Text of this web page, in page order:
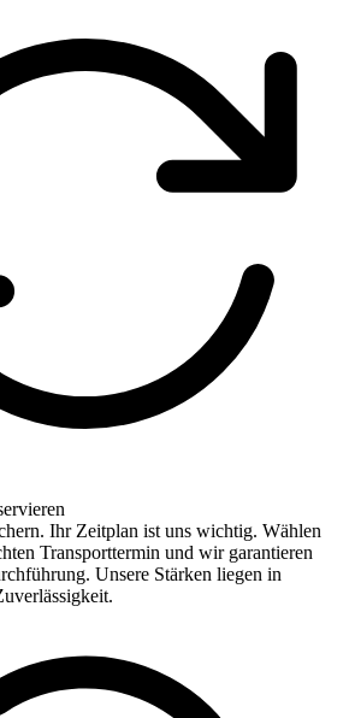
Ihr Zeitplan ist uns wichtig. Wählen
Transporttermin und wir garantieren
Unsere Stärken liegen in